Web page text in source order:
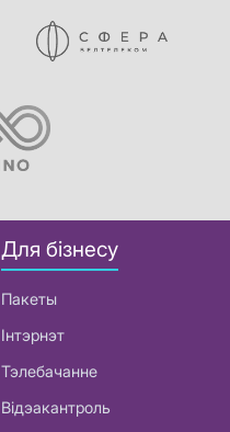
Для бізнесу
Пакеты
Інтэрнэт
Тэлебачанне
Відэакантроль